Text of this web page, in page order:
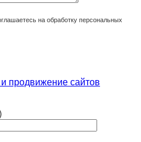
на обработку персональных
продвижение сайтов